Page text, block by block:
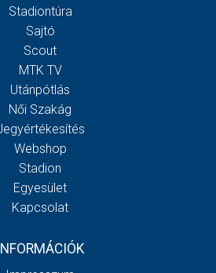
Stadiontúra
Sajtó
Scout
MTK TV
Utánpótlás
Női Szakág
Webshop
Stadion
Egyesület
Kapcsolat